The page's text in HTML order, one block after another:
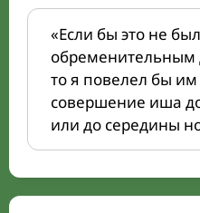
«Если бы это не
то я повелел бы
совершение иша
или до середины